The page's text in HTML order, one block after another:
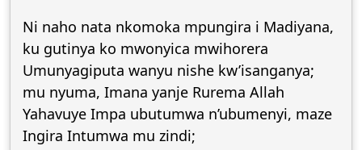
Ni naho nata nkomoka mpungira i Madiyana,
ku gutinya ko mwonyica mwihorera
Umunyagiputa wanyu nishe kw’isanganya;
mu nyuma, Imana yanje Rurema Allah
Yahavuye Impa ubutumwa n’ubumenyi, maze
Ingira Intumwa mu zindi;